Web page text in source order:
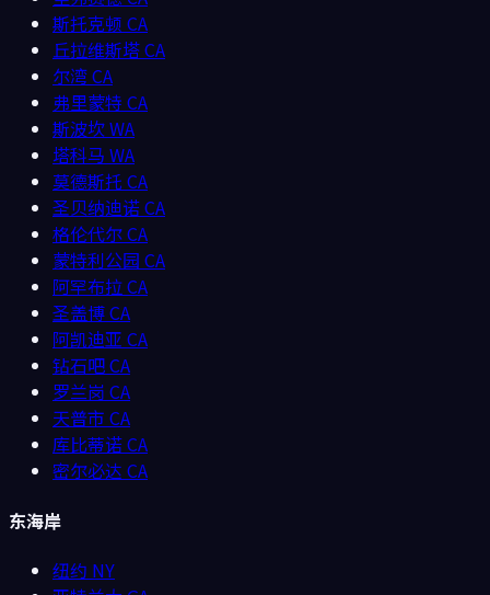
斯托克顿 CA
丘拉维斯塔CA
尔湾CA
弗里蒙特 CA
斯波坎WA
塔科马 WA
莫德斯托 CA
圣贝纳迪诺CA
格伦代尔CA
蒙特利公园 CA
阿罕布拉CA
圣盖博CA
阿凯迪亚 CA
钻石吧CA
罗兰岗 CA
天普市 CA
库比蒂诺CA
密尔必达 CA
东海岸
纽约 NY